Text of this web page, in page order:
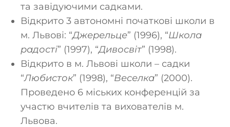
та завідуючими садками.
Відкрито 3 автономні початкові школи в
м. Львові: “Джерельце” (1996), “Школа
радості” (1997), “Дивосвіт” (1998).
Відкрито в м. Львові школи – садки
“Любисток” (1998), “Веселка” (2000).
Проведено 6 міських конференцій за
участю вчителів та вихователів м.
Львова.